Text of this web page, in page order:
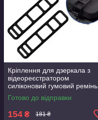
Кріплення для дзеркала з
відеореєстратором
силіконовий гумовий ремінь
100 мм Комплект 2 шт.
Готово до відправки
154 ₴ 181 ₴